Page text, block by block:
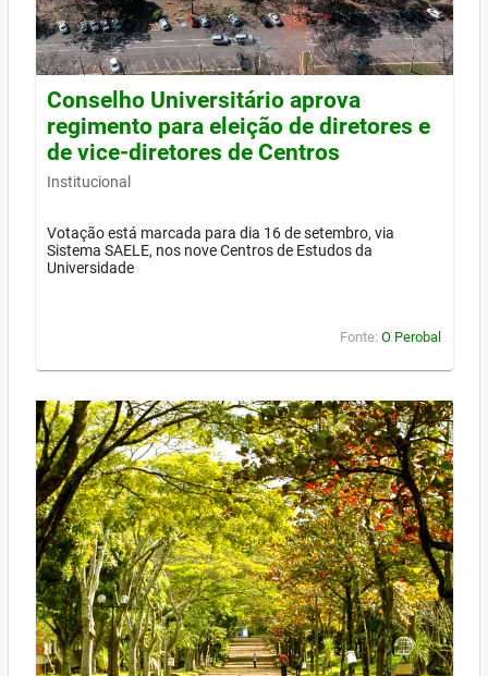
Conselho Universitário aprova
regimento para eleição de diretores e
de vice-diretores de Centros
Institucional
Votação está marcada para dia 16 de setembro, via
Sistema SAELE, nos nove Centros de Estudos da
Universidade
Fonte: O Perobal